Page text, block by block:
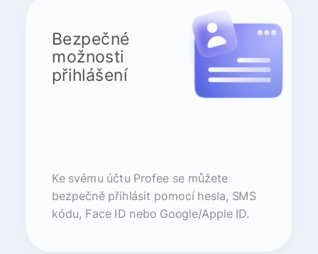
Bezpečné
možnosti
přihlášení
Ke svému účtu Profee se můžete
bezpečně přihlásit pomocí hesla, SMS
kódu, Face ID nebo Google/Apple ID.